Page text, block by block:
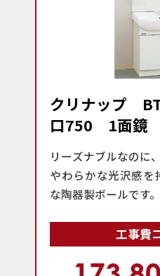
クリナップ
口750 1面鏡
リーズナブルなのに
やわらかな光沢感を
な陶器製ボールです。
工事費